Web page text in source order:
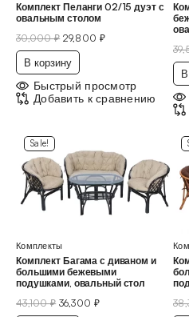
Комплект Пеланги 02/15 дуэт с
овальным столом
30,000₽ 29,800 ₽
В корзину
Быстрый просмотр
Добавить к сравнению
Sale!
Комплекты
Комплект Багама с диваном и
большими бежевыми
подушками, овальный стол
43,100₽ 36,300 ₽